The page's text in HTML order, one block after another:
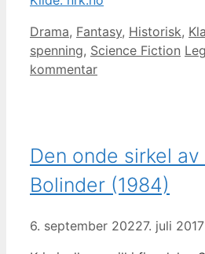
Kategorier
Drama, Fantasy, Historisk,
spenning, Science Fiction
kommentar
Den onde sirkel av
Bolinder (1984)
6. september 20227. juli 2017